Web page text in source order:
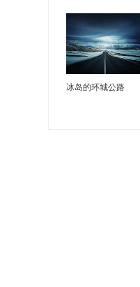
冰岛的环城公路